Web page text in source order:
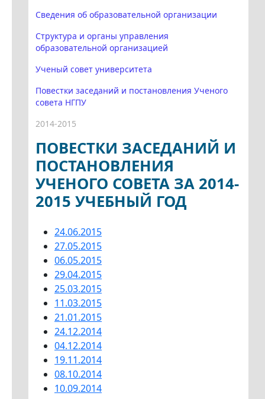
Сведения об образовательной организации
Структура и органы управления
образовательной организацией
Ученый совет университета
Повестки заседаний и постановления Ученого
совета НГПУ
2014-2015
ПОВЕСТКИ ЗАСЕДАНИЙ И
ПОСТАНОВЛЕНИЯ
УЧЕНОГО СОВЕТА ЗА 2014-
2015 УЧЕБНЫЙ ГОД
24.06.2015
27.05.2015
06.05.2015
29.04.2015
25.03.2015
11.03.2015
21.01.2015
24.12.2014
04.12.2014
19.11.2014
08.10.2014
10.09.2014